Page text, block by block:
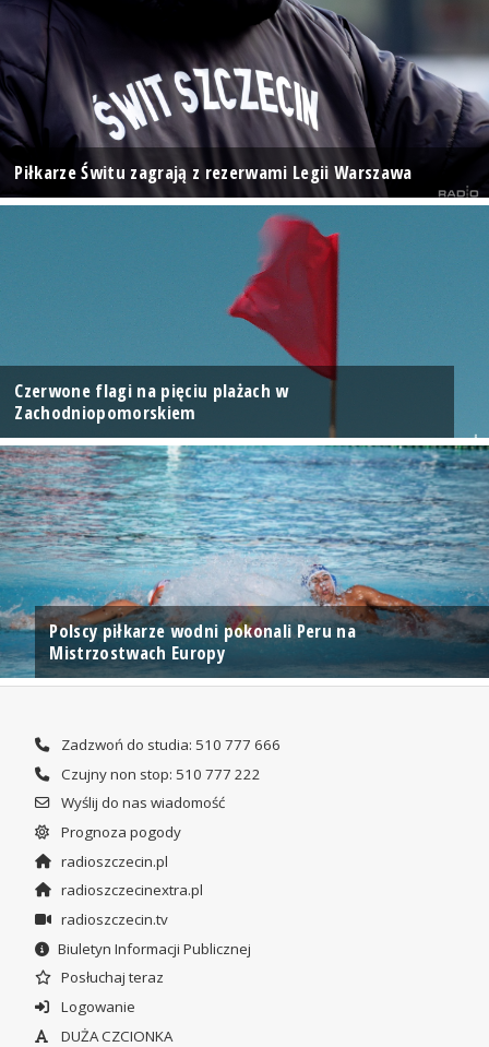
Piłkarze Świtu zagrają z rezerwami Legii Warszawa
Czerwone flagi na pięciu plażach w
Zachodniopomorskiem
Polscy piłkarze wodni pokonali Peru na
Mistrzostwach Europy
Zadzwoń do studia: 510 777 666
Czujny non stop: 510 777 222
Wyślij do nas wiadomość
Prognoza pogody
radioszczecin.pl
radioszczecinextra.pl
radioszczecin.tv
Biuletyn Informacji Publicznej
Posłuchaj teraz
Logowanie
DUŻA CZCIONKA